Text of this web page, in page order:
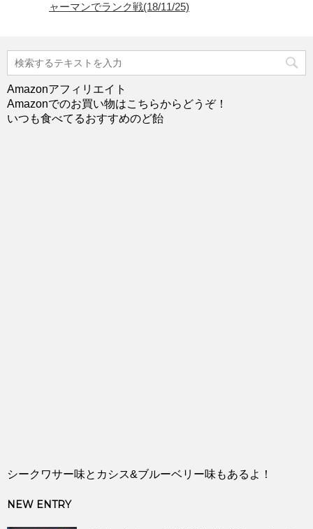
ャーマンでランク戦(18/11/25)
Amazonアフィリエイト
Amazonでのお買い物はこちらからどうぞ！
いつも食べてるおすすめのど飴
シークワサー味とカシス&ブルーベリー味もあるよ！
NEW ENTRY